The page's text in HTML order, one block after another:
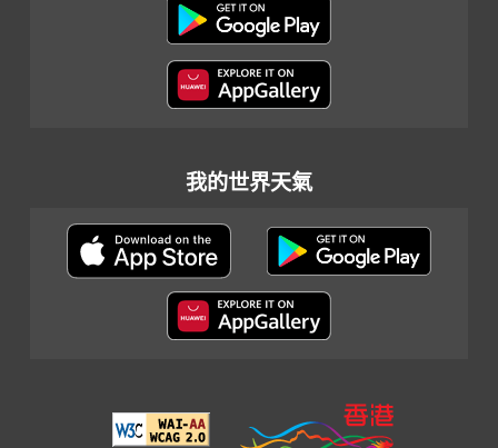
我的世界天氣